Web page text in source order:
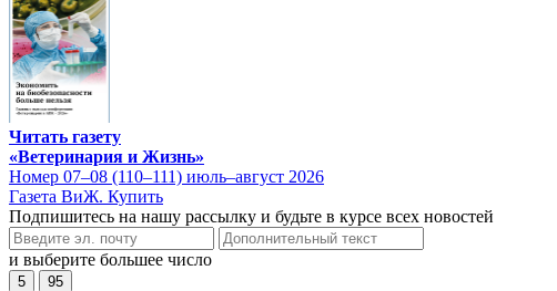
Читать газету
«Ветеринария и Жизнь»
Номер 07–08 (110–111) июль–август 2026
Газета ВиЖ. Купить
Подпишитесь на нашу рассылку и будьте в курсе всех новостей
и выберите большее число
5 95